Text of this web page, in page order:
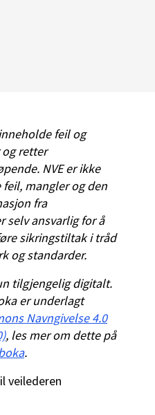
feil og
og retter
NVE er ikke
mangler og den
fra
selv ansvarlig for å
sikringstiltak i tråd
og standarder.
tilgjengelig digitalt.
er underlagt
Navngivelse 4.0
, les mer om dette på
.
veilederen